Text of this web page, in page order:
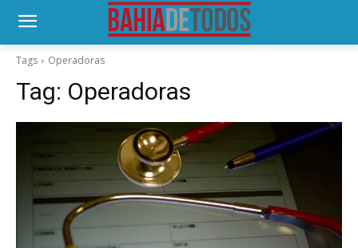
Tags Operadoras
Tag: Operadoras